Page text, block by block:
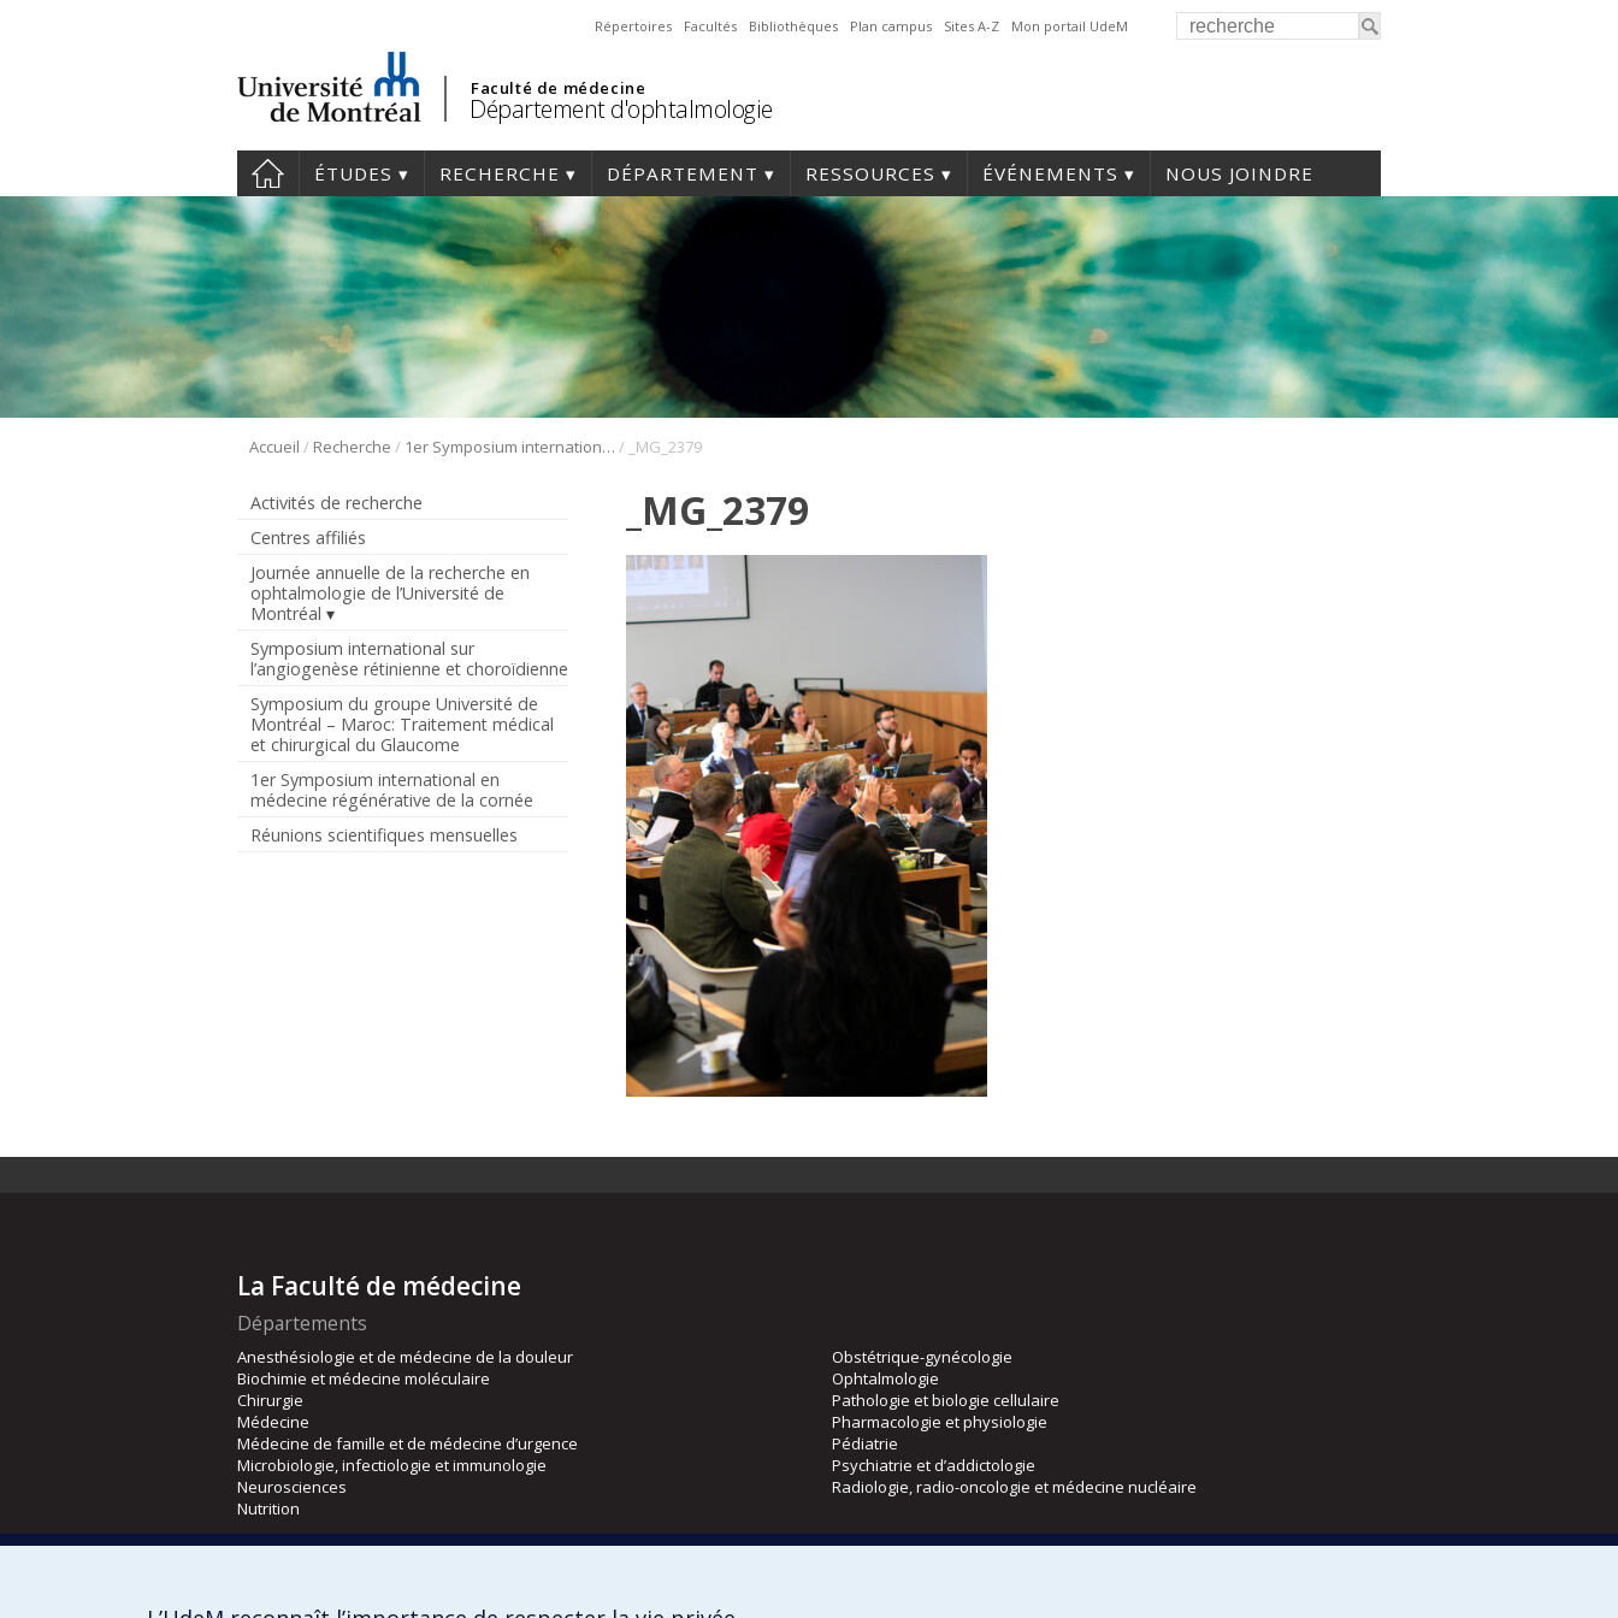
Répertoires Facultés Bibliothèques Plan campus Sites A-Z Mon portail UdeM
Faculté de médecine
Département d'ophtalmologie
ÉTUDES RECHERCHE DÉPARTEMENT RESSOURCES ÉVÉNEMENTS NOUS JOINDRE
Accueil / Recherche / 1er Symposium international en médecine régénérative de la cornée / _MG_2379
Activités de recherche
Centres affiliés
Journée annuelle de la recherche en
ophtalmologie de l’Université de
Montréal
Symposium international sur
l’angiogenèse rétinienne et choroïdienne
Symposium du groupe Université de
Montréal – Maroc: Traitement médical
et chirurgical du Glaucome
1er Symposium international en
médecine régénérative de la cornée
Réunions scientifiques mensuelles
_MG_2379
La Faculté de médecine
Départements
Anesthésiologie et de médecine de la douleur
Biochimie et médecine moléculaire
Chirurgie
Médecine
Médecine de famille et de médecine d’urgence
Microbiologie, infectiologie et immunologie
Neurosciences
Nutrition
Obstétrique-gynécologie
Ophtalmologie
Pathologie et biologie cellulaire
Pharmacologie et physiologie
Pédiatrie
Psychiatrie et d’addictologie
Radiologie, radio-oncologie et médecine nucléaire